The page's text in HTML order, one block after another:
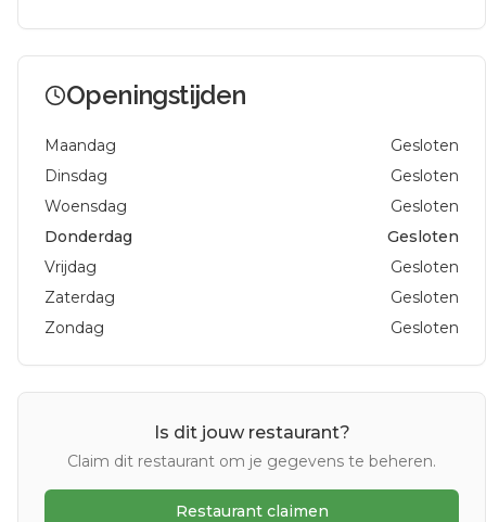
Openingstijden
Maandag
Gesloten
Dinsdag
Gesloten
Woensdag
Gesloten
Donderdag
Gesloten
Vrijdag
Gesloten
Zaterdag
Gesloten
Zondag
Gesloten
Is dit jouw restaurant?
Claim dit restaurant om je gegevens te beheren.
Restaurant claimen